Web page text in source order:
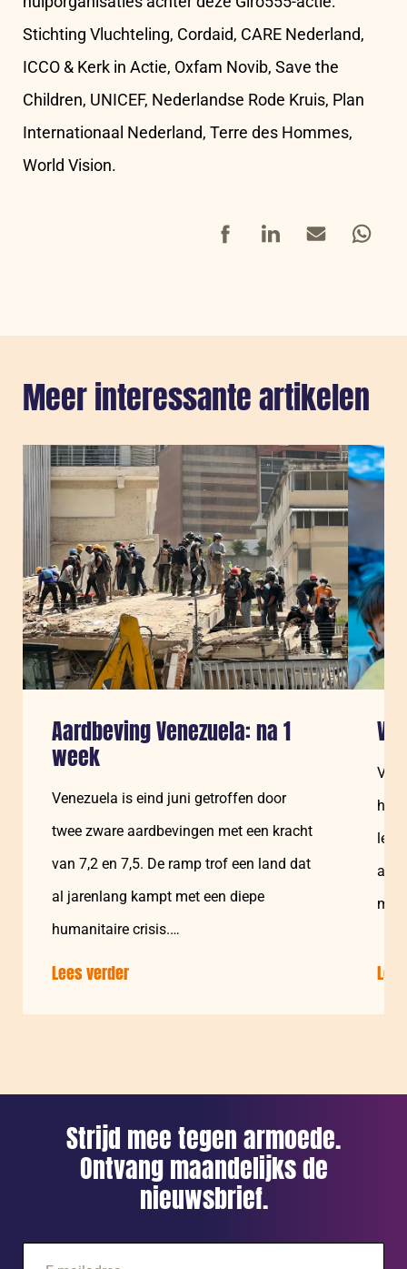
Stichting Vluchteling, Cordaid, CARE Nederland,
ICCO & Kerk in Actie, Oxfam Novib, Save the
Children, UNICEF, Nederlandse Rode Kruis, Plan
Internationaal Nederland, Terre des Hommes,
World Vision.
FacebookLinkedInMail
Meer interessante artikelen
Sla carousel over
Aardbeving Venezuela: na 1
week
Venezuela is eind juni getroffen door
twee zware aardbevingen met een kracht
van 7,2 en 7,5. De ramp trof een land dat
al jarenlang kampt met een diepe
humanitaire crisis.…
Lees verder
Venezuela:
week
aan
Strijd mee tegen armoede.
Ontvang maandelijks de
nieuwsbrief.